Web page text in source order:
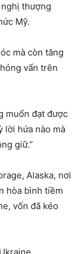
thượng
Mỹ.
mà còn tăng
vấn trên
muốn đạt được
lời hứa nào mà
giữ.”
Alaska, nơi
hòa bình tiềm
vốn đã kéo